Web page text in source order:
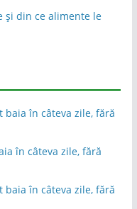
și din ce alimente le
în câteva zile, fără
în câteva zile, fără
în câteva zile, fără